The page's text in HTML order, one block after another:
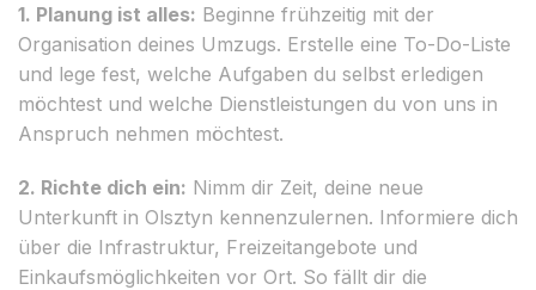
1. Planung ist alles: Beginne frühzeitig mit der
Organisation deines Umzugs. Erstelle eine To-Do-Liste
und lege fest, welche Aufgaben du selbst erledigen
möchtest und welche Dienstleistungen du von uns in
Anspruch nehmen möchtest.
2. Richte dich ein: Nimm dir Zeit, deine neue
Unterkunft in Olsztyn kennenzulernen. Informiere dich
über die Infrastruktur, Freizeitangebote und
Einkaufsmöglichkeiten vor Ort. So fällt dir die